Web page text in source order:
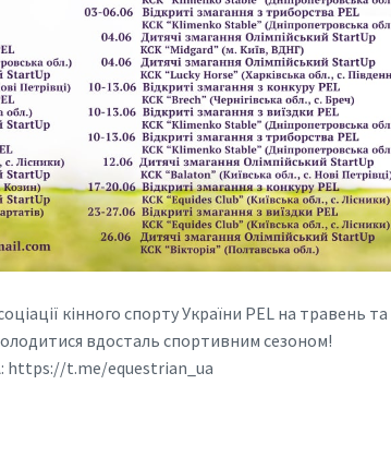
кінного спорту України PEL на травень та
вдосталь спортивним сезоном!
https://t.me/equestrian_ua